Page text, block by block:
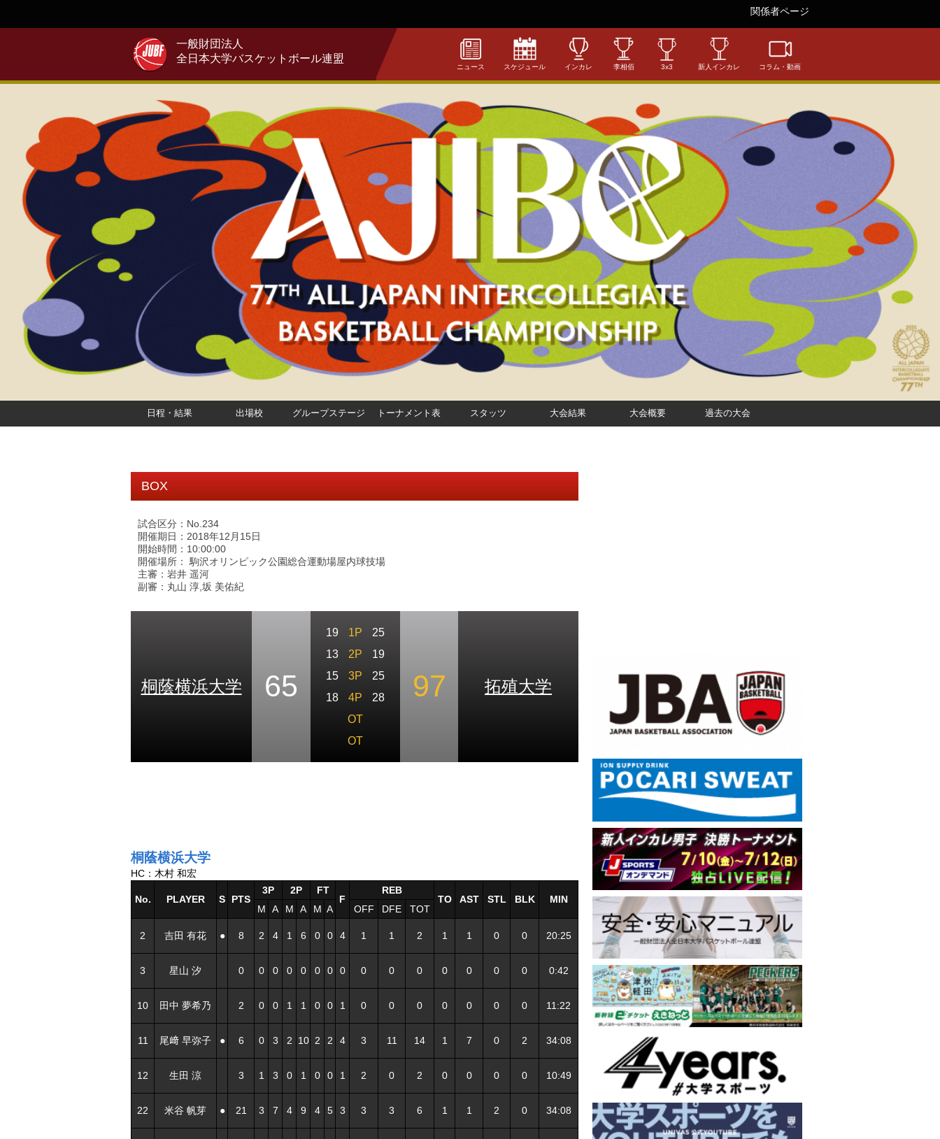
関係者ページ
一般財団法人
全日本大学バスケットボール連盟
ニュース スケジュール インカレ 李相佰 3x3 新人インカレ コラム・動画
日程・結果 出場校 グループステージ トーナメント表 スタッツ 大会結果 大会概要 過去の大会
BOX
試合区分：No.234
開催期日：2018年12月15日
開始時間：10:00:00
開催場所： 駒沢オリンピック公園総合運動場屋内球技場
主審：岩井 遥河
副審：丸山 淳,坂 美佑紀
桐蔭横浜大学 65
19 1P
25
13
2P
19
15
3P
25
18
4P
28
OT
OT
97 拓殖大学
桐蔭横浜大学
HC：木村 和宏
No. PLAYER S PTS
3P 2P
FT
F
REB
TO
AST STL BLK
MIN
M
A M A M A OFF DFE TOT
2 吉田 有花 ● 8 2 4 1 6 0 0 4 1 1 2 1 1 0 0 20:25
3 星山 汐 0 0 0 0 0 0 0 0 0 0 0 0 0 0 0 0:42
10 田中 夢希乃 2 0 0 1 1 0 0 1 0 0 0 0 0 0 0 11:22
11 尾﨑 早弥子 ● 6 0 3 2 10 2 2 4 3 11 14 1 7 0 2 34:08
12 生田 涼 3 1 3 0 1 0 0 1 2 0 2 0 0 0 0 10:49
22 米谷 帆芽 ● 21 3 7 4 9 4 5 3 3 3 6 1 1 2 0 34:08